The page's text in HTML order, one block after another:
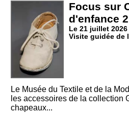
Focus sur
d'enfance 2
Le 21 juillet 2026
Visite guidée de
Le Musée du Textile et de la
les accessoires de la collection
chapeaux...